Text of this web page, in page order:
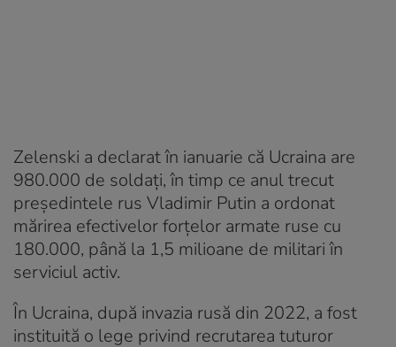
Zelenski a declarat în ianuarie că Ucraina are
980.000 de soldați, în timp ce anul trecut
președintele rus Vladimir Putin a ordonat
mărirea efectivelor forțelor armate ruse cu
180.000, până la 1,5 milioane de militari în
serviciul activ.
În Ucraina, după invazia rusă din 2022, a fost
instituită o lege privind recrutarea tuturor